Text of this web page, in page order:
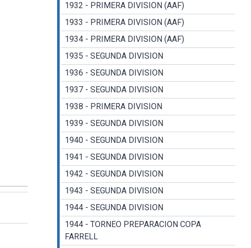
1932 - PRIMERA DIVISION (AAF)
1933 - PRIMERA DIVISION (AAF)
1934 - PRIMERA DIVISION (AAF)
1935 - SEGUNDA DIVISION
1936 - SEGUNDA DIVISION
1937 - SEGUNDA DIVISION
1938 - PRIMERA DIVISION
1939 - SEGUNDA DIVISION
1940 - SEGUNDA DIVISION
1941 - SEGUNDA DIVISION
1942 - SEGUNDA DIVISION
1943 - SEGUNDA DIVISION
1944 - SEGUNDA DIVISION
1944 - TORNEO PREPARACION COPA
FARRELL